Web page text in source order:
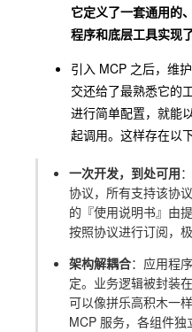
它定义了一套通用的
程序和底层工具实现
引入 MCP 之后，维
交还给了最熟悉它的
进行简单配置，就能
起调用。这样存在以
一次开发，到处可用
协议，所有支持该协
的『使用说明书』由
按照协议进行订阅，
架构解耦合：应用程
定。业务逻辑被封装
可以像拼乐高积木一
MCP 服务，各组件独